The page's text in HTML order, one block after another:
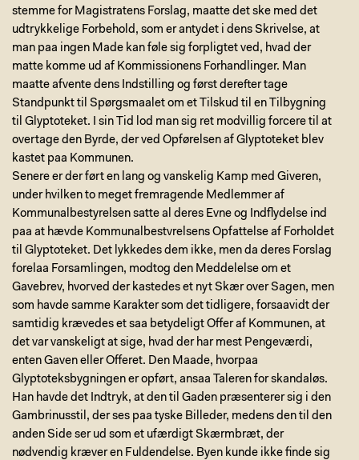
stemme for Magistratens Forslag, maatte det ske med det
udtrykkelige Forbehold, som er antydet i dens Skrivelse, at
man paa ingen Made kan føle sig forpligtet ved, hvad der
matte komme ud af Kommissionens Forhandlinger. Man
maatte afvente dens Indstilling og først derefter tage
Standpunkt til Spørgsmaalet om et Tilskud til en Tilbygning
til Glyptoteket. I sin Tid lod man sig ret modvillig forcere til at
overtage den Byrde, der ved Opførelsen af Glyptoteket blev
kastet paa Kommunen.
Senere er der ført en lang og vanskelig Kamp med Giveren,
under hvilken to meget fremragende Medlemmer af
Kommunalbestyrelsen satte al deres Evne og Indflydelse ind
paa at hævde Kommunalbestvrelsens Opfattelse af Forholdet
til Glyptoteket. Det lykkedes dem ikke, men da deres Forslag
forelaa Forsamlingen, modtog den Meddelelse om et
Gavebrev, hvorved der kastedes et nyt Skær over Sagen, men
som havde samme Karakter som det tidligere, forsaavidt der
samtidig krævedes et saa betydeligt Offer af Kommunen, at
det var vanskeligt at sige, hvad der har mest Pengeværdi,
enten Gaven eller Offeret. Den Maade, hvorpaa
Glyptoteksbygningen er opført, ansaa Taleren for skandaløs.
Han havde det Indtryk, at den til Gaden præsenterer sig i den
Gambrinusstil, der ses paa tyske Billeder, medens den til den
anden Side ser ud som et ufærdigt Skærmbræt, der
nødvendig kræver en Fuldendelse. Byen kunde ikke finde sig